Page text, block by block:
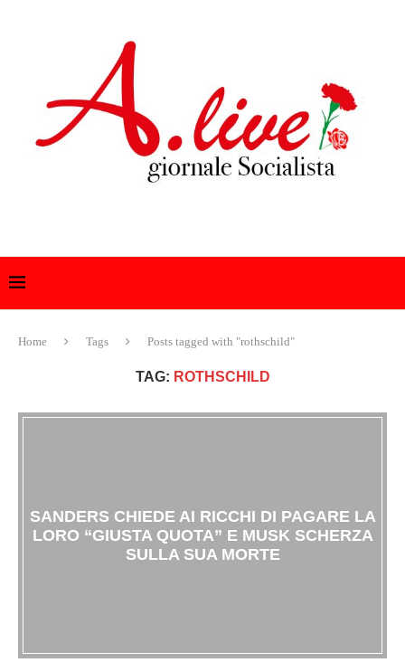
Home Tags Posts tagged with "rothschild"
TAG: ROTHSCHILD
SANDERS CHIEDE AI RICCHI DI PAGARE LA
LORO “GIUSTA QUOTA” E MUSK SCHERZA
SULLA SUA MORTE